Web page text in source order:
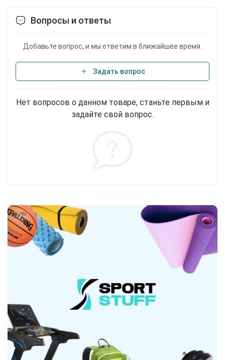
Вопросы и ответы
Добавьте вопрос, и мы ответим в ближайшее время.
Задать вопрос
Нет вопросов о данном товаре, станьте первым и
задайте свой вопрос.